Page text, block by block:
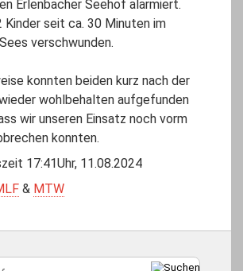
Erlenbacher Seehof alarmiert.
Kinder seit ca. 30 Minuten im
verschwunden.
konnten beiden kurz nach der
wohlbehalten aufgefunden
wir unseren Einsatz noch vorm
konnten.
17:41Uhr, 11.08.2024
& MTW